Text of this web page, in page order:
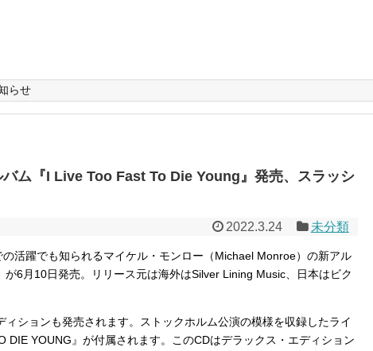
らせ
ム『I Live Too Fast To Die Young』発売、スラッシ
2022.3.24 未分類
活躍でも知られるマイケル・モンロー（Michael Monroe）の新アル
6月10日発売。リリース元は海外はSilver Lining Music、日本はビク
ィションも発売されます。ストックホルム公演の模様を収録したライ
DIE YOUNG』が付属されます。このCDはデラックス・エディション